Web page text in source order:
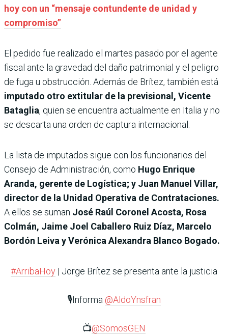
hoy con un “mensaje contundente de unidad y
compromiso”
El pedido fue realizado el martes pasado por el agente
fiscal ante la gravedad del daño patrimonial y el peligro
de fuga u obstrucción. Además de Brítez, también está
imputado otro extitular de la previsional, Vicente
Bataglia, quien se encuentra actualmente en Italia y no
se descarta una orden de captura internacional.
La lista de imputados sigue con los funcionarios del
Consejo de Administración, como Hugo Enrique
Aranda, gerente de Logística; y Juan Manuel Villar,
director de la Unidad Operativa de Contrataciones.
A ellos se suman José Raúl Coronel Acosta, Rosa
Colmán, Jaime Joel Caballero Ruiz Díaz, Marcelo
Bordón Leiva y Verónica Alexandra Blanco Bogado.
#ArribaHoy | Jorge Brítez se presenta ante la justicia
🎙️Informa @AldoYnsfran
📺@SomosGEN